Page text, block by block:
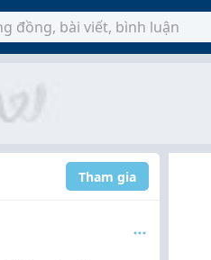
Tham gia